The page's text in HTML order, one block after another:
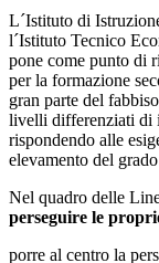
L´Istituto di
l´Istituto Tecnico
pone come punto di
per la formazione
gran parte del
livelli differenziati di
rispondendo alle
elevamento del
Nel quadro delle
perseguire le
porre al centro la